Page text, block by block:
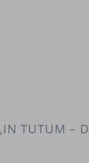
TUTUM –